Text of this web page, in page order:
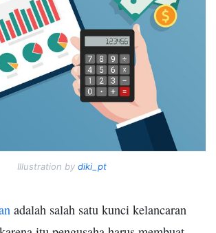
Illustration by diki_pt
adalah salah satu kunci kelancaran